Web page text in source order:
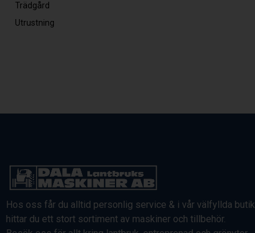
Trädgård
Utrustning
Hos oss får du alltid personlig service & i vår välfyllda butik
hittar du ett stort sortiment av maskiner och tillbehör.